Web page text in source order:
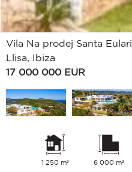
Vila Na prodej Santa
Llisa, Ibiza
17 000 000 EUR
1 250 m² 6 000 m²